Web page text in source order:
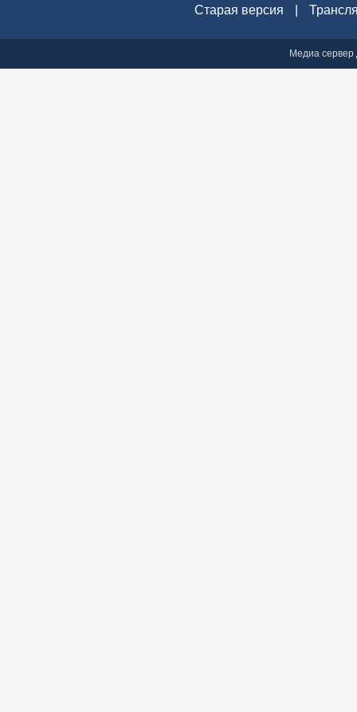
Старая версия
Медиа